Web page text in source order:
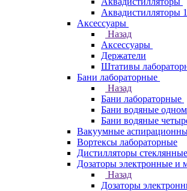
Аквадистилляторы
Аксессуары
Назад
Аксессуары
Держатели
Штативы
Бани лабораторные
Назад
Бани лабораторные
Бани водяные
Бани водяные
Вакуумные
Вортексы лабораторные
Дистилляторы стеклянные
Дозаторы электронные и
Назад
Дозаторы